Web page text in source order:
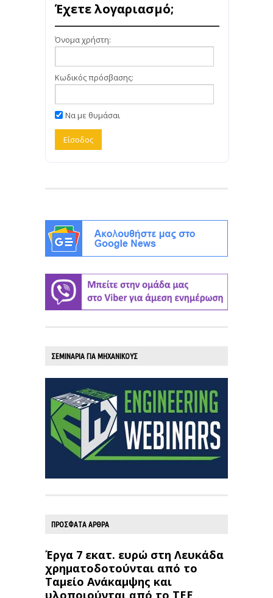
Έχετε λογαριασμό;
Όνομα χρήστη:
Κωδικός πρόσβασης:
Να με θυμάσαι
ΣΕΜΙΝΑΡΙΑ ΓΙΑ ΜΗΧΑΝΙΚΟΥΣ
ΠΡΟΣΦΑΤΑ ΑΡΘΡΑ
Έργα 7 εκατ. ευρώ στη Λευκάδα
χρηματοδοτούνται από το
Ταμείο Ανάκαμψης και
υλοποιούνται από το ΤΕΕ